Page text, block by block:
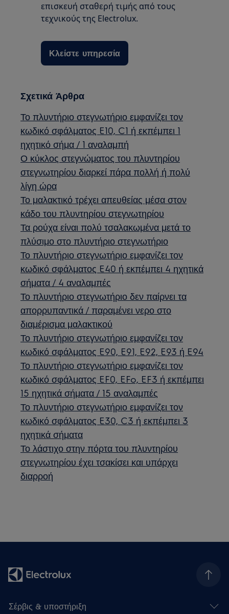
επισκευή σταθερή τιμής από τους
τεχνικούς της Electrolux.
Κλείστε υπηρεσία
Σχετικά Άρθρα
Το πλυντήριο στεγνωτήριο εμφανίζει τον
κωδικό σφάλματος E10, C1 ή εκπέμπει 1
ηχητικό σήμα / 1 αναλαμπή
Ο κύκλος στεγνώματος του πλυντηρίου
στεγνωτηρίου διαρκεί πάρα πολλή ή πολύ
λίγη ώρα
Το μαλακτικό τρέχει απευθείας μέσα στον
κάδο του πλυντηρίου στεγνωτηρίου
Τα ρούχα είναι πολύ τσαλακωμένα μετά το
πλύσιμο στο πλυντήριο στεγνωτήριο
Το πλυντήριο στεγνωτήριο εμφανίζει τον
κωδικό σφάλματος E40 ή εκπέμπει 4 ηχητικά
σήματα / 4 αναλαμπές
Το πλυντήριο στεγνωτήριο δεν παίρνει τα
απορρυπαντικά / παραμένει νερο στο
διαμέρισμα μαλακτικού
Το πλυντήριο στεγνωτήριο εμφανίζει τον
κωδικό σφάλματος E90, E91, E92, E93 ή E94
Το πλυντήριο στεγνωτήριο εμφανίζει τον
κωδικό σφάλματος EF0, EFo, EF3 ή εκπέμπει
15 ηχητικά σήματα / 15 αναλαμπές
Το πλυντήριο στεγνωτήριο εμφανίζει τον
κωδικό σφάλματος E30, C3 ή εκπέμπει 3
ηχητικά σήματα
Το λάστιχο στην πόρτα του πλυντηρίου
στεγνωτηρίου έχει τσακίσει και υπάρχει
διαρροή
Σέρβις & υποστήριξη